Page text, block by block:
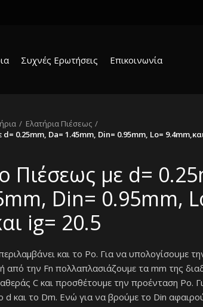
Συχνές Ερωτήσεις Επικοινωνία
Ελατήρια Πιέσεως
0.25mm, Da= 1.45mm, Din= 0.95mm, Lo=
Πιέσεως με d=
Din= 0.95mm,
ig= 20.5
και το Po. Για να υπολογίσουμε
από την Fn πολλαπλασιάζουμε τα mm της
C και προσθέτουμε την προένταση Po.
d και το Dm. Ενώ για να βρούμε το Din